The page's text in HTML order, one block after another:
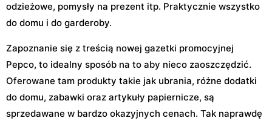
odzieżowe, pomysły na prezent itp. Praktycznie wszystko
do domu i do garderoby.
Zapoznanie się z treścią nowej gazetki promocyjnej
Pepco, to idealny sposób na to aby nieco zaoszczędzić.
Oferowane tam produkty takie jak ubrania, różne dodatki
do domu, zabawki oraz artykuły papiernicze, są
sprzedawane w bardzo okazyjnych cenach. Tak naprawdę